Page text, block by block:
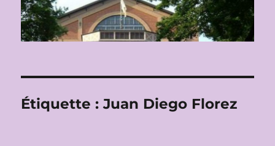
Étiquette :Juan Diego Florez